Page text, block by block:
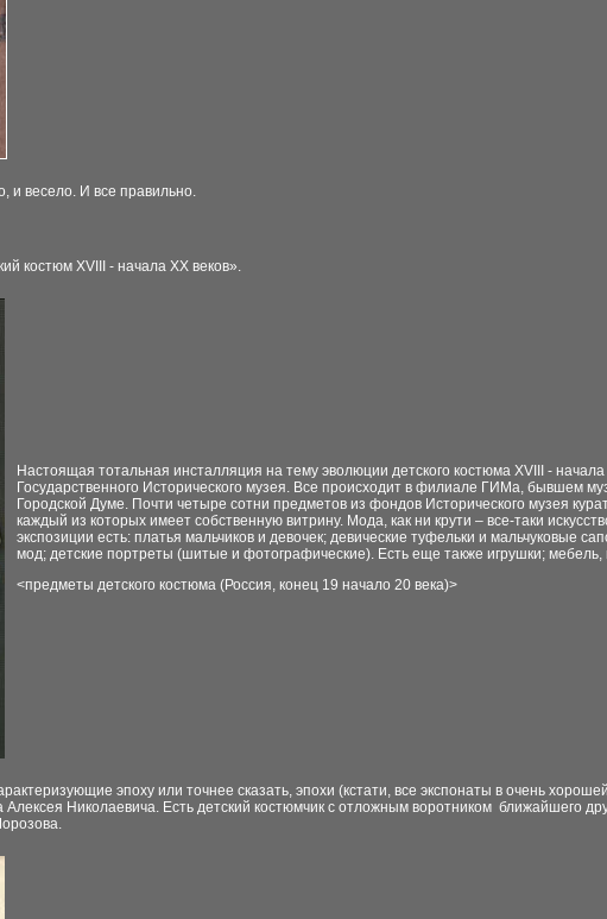
и весело. И все правильно.
костюм XVIII - начала XX веков».
Настоящая тотальная инсталляция на тему эволюции детского костюма XVIII -
Государственного Исторического музея. Все происходит в филиале ГИМа, бывшем
Городской Думе. Почти четыре сотни предметов из фондов Исторического музея
каждый из которых имеет собственную витрину. Мода, как ни крути – все-таки
экспозиции есть: платья мальчиков и девочек; девические туфельки и мальчуковые
мод; детские портреты (шитые и фотографические). Есть еще также игрушки; мебель,
<предметы детского костюма (Россия, конец 19 начало 20 века)>
эпоху или точнее сказать, эпохи (кстати, все экспонаты в очень
Николаевича. Есть детский костюмчик с отложным воротником ближайшего